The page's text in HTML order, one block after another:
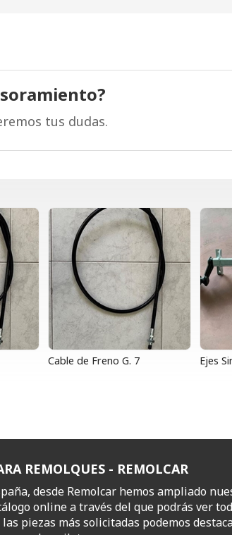
tus dudas.
Cable de Freno G. 7 Ejes
REMOLQUES - REMOLCAR
desde Remolcar hemos ampliado
online a través del que podrás ver
piezas más solicitadas podemos